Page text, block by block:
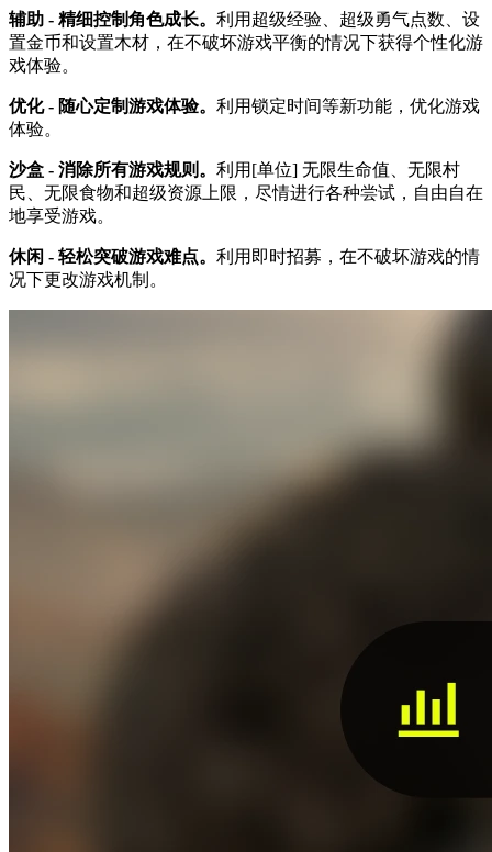
辅助 - 精细控制角色成长。 利用超级经验、超级勇气点数、设
置金币和设置木材，在不破坏游戏平衡的情况下获得个性化游
戏体验。
优化 - 随心定制游戏体验。 利用锁定时间等新功能，优化游戏
体验。
沙盒 - 消除所有游戏规则。 利用[单位] 无限生命值、无限村
民、无限食物和超级资源上限，尽情进行各种尝试，自由自在
地享受游戏。
休闲 - 轻松突破游戏难点。 利用即时招募，在不破坏游戏的情
况下更改游戏机制。